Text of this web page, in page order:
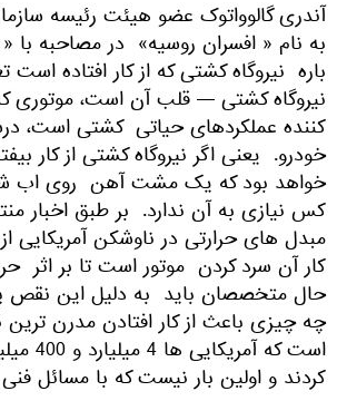
آندری گالوواتوک عضو هیئت رئیسه
به نام « افسران روسیه» در مصاحبه با
باره نیروگاه کشتی که از کار افتاده
نیروگاه کشتی — قلب آن است، موتوری
کننده عملکردهای حیاتی کشتی است،
خودرو. یعنی اگر نیروگاه کشتی از کار
خواهد بود که یک مشت آهن روی اب
کس نیازی به آن ندارد. بر طبق اخبار
مبدل های حرارتی در ناوشکن آمریکایی
کار آن سرد کردن موتور است تا بر اثر
حال متخصصان باید به دلیل این نقص
چه چیزی باعث از کار افتادن مدرن
است که
کردند و اولین بار نیست که با مسائل